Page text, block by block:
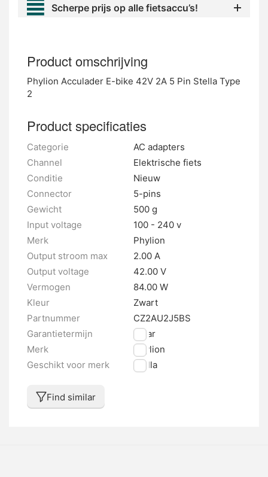
Scherpe prijs op alle fietsaccu’s!
Product omschrijving
Phylion Acculader E-bike 42V 2A 5 Pin Stella Type
2
Product specificaties
Categorie
AC adapters
Channel
Elektrische fiets
Conditie
Nieuw
Connector
5-pins
Gewicht
500 g
Input voltage
100 - 240 v
Merk
Phylion
Output stroom max
2.00 A
Output voltage
42.00 V
Vermogen
84.00 W
Kleur
Zwart
Partnummer
CZ2AU2J5BS
Garantietermijn
1 jaar
Merk
Phylion
Geschikt voor merk
Stella
Find similar